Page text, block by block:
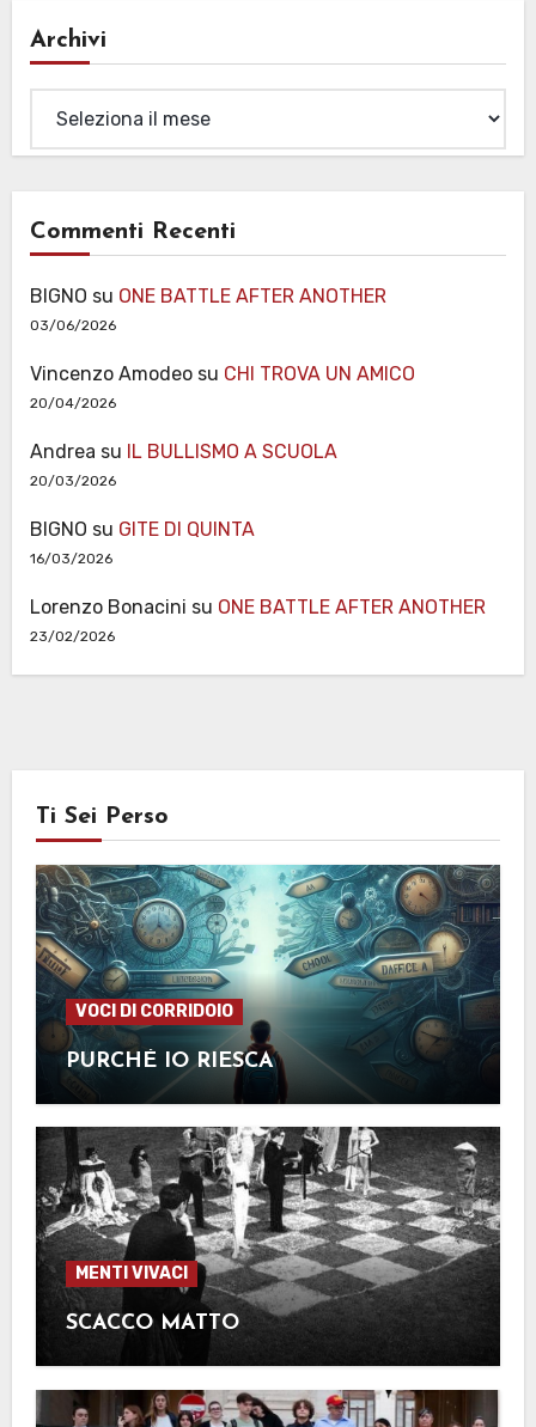
Archivi
Commenti Recenti
BIGNO su ONE BATTLE AFTER ANOTHER
03/06/2026
Vincenzo Amodeosu CHI TROVA UN AMICO
20/04/2026
Andrea su IL BULLISMO A SCUOLA
20/03/2026
BIGNO su GITE DI QUINTA
16/03/2026
Lorenzo Bonacini su ONE BATTLE AFTER ANOTHER
23/02/2026
Ti Sei Perso
VOCI DI CORRIDOIO
PURCHÉ IO RIESCA
MENTI VIVACI
SCACCO MATTO